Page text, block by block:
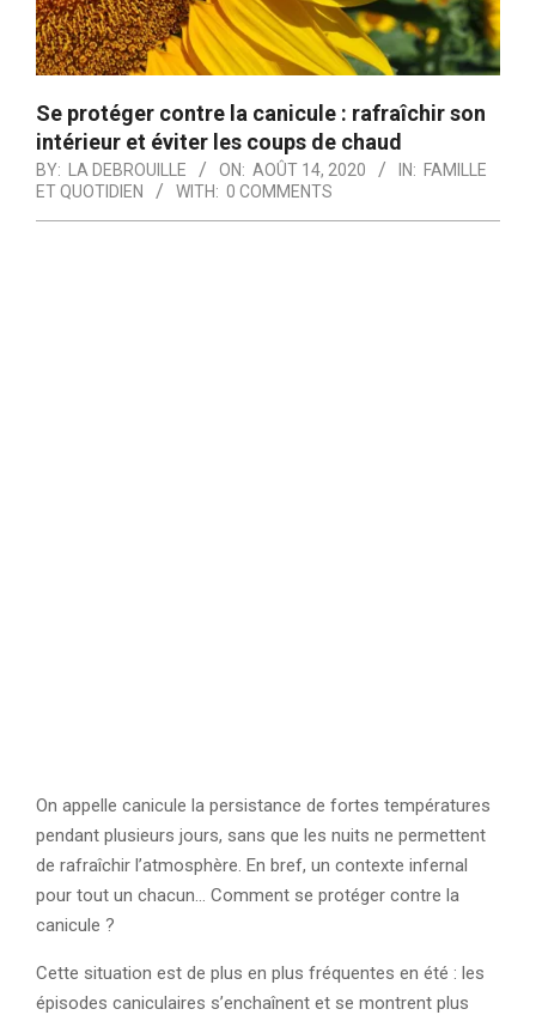
Se protéger contre la canicule : rafraîchir son
intérieur et éviter les coups de chaud
BY: LA DEBROUILLE ON: AOÛT 14, 2020 IN: FAMILLE
ET QUOTIDIEN
WITH: 0 COMMENTS
On appelle canicule la persistance de fortes températures
pendant plusieurs jours, sans que les nuits ne permettent
de rafraîchir l’atmosphère. En bref, un contexte infernal
pour tout un chacun… Comment se protéger contre la
canicule ?
Cette situation est de plus en plus fréquentes en été : les
épisodes caniculaires s’enchaînent et se montrent plus